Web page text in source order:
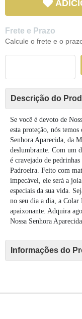
Frete e Prazo
Calcule o frete e o
Descrição do
Se você é devoto de
esta proteção, nós
Senhora Aparecida, da
deslumbrante. Com um
é cravejado de
Padroeira. Feito com
impecável, ele será a
especiais da sua vida.
no seu dia a dia, a Colar
apaixonante. Adquira
Nossa Senhora
Informações do